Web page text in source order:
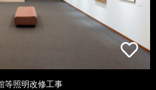
等照明改修工事